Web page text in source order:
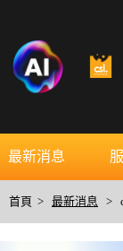
最新消息
首頁 > 最新消息 >